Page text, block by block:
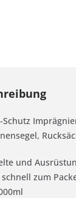
und
zum